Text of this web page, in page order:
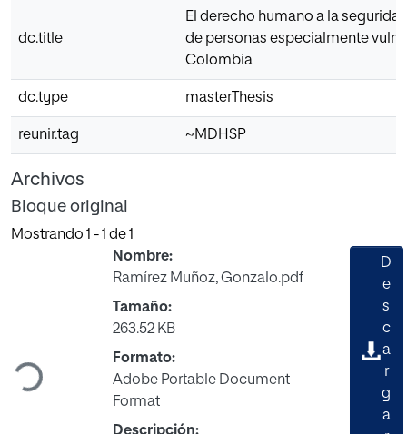
dc.title
El derecho humano a la
de personas especialmente
Colombia
dc.type masterThesis
reunir.tag ~MDHSP
Archivos
Bloque original
Mostrando 1 - 1 de 1
Cargando...
Nombre:
Ramírez Muñoz, Gonzalo.pdf
Tamaño:
263.52 KB
Formato:
Adobe Portable Document
Format
D
e
s
c
a
r
g
a